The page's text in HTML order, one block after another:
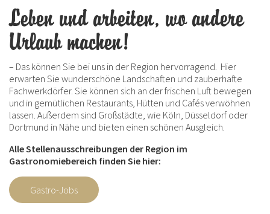
Leben und arbeiten, wo andere
Urlaub machen!
– Das können Sie bei uns in der Region hervorragend. Hier
erwarten Sie wunderschöne Landschaften und zauberhafte
Fachwerkdörfer. Sie können sich an der frischen Luft bewegen
und in gemütlichen Restaurants, Hütten und Cafés verwöhnen
lassen. Außerdem sind Großstädte, wie Köln, Düsseldorf oder
Dortmund in Nähe und bieten einen schönen Ausgleich.
Alle Stellenausschreibungen der Region im
Gastronomiebereich finden Sie hier:
Gastro-Jobs